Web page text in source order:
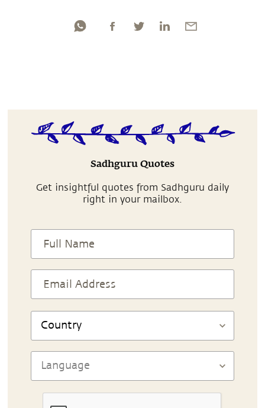
Sadhguru Quotes
Get insightful quotes from Sadhguru daily
right in your mailbox.